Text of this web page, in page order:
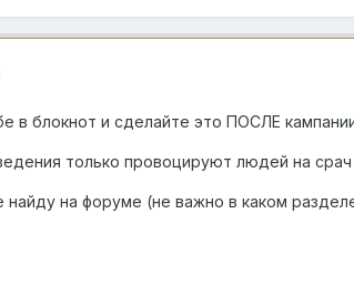
в блокнот и сделайте это ПОСЛЕ
только провоцируют людей на
на форуме (не важно в каком